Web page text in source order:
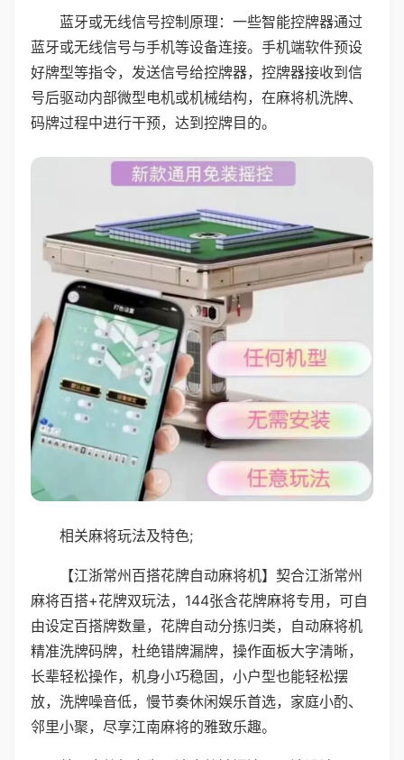
蓝牙或无线信号控制原理：一些智能控牌器通过
蓝牙或无线信号与手机等设备连接。手机端软件预设
好牌型等指令，发送信号给控牌器，控牌器接收到信
号后驱动内部微型电机或机械结构，在麻将机洗牌、
码牌过程中进行干预，达到控牌目的。
相关麻将玩法及特色;
【江浙常州百搭花牌自动麻将机】契合江浙常州
麻将百搭+花牌双玩法，144张含花牌麻将专用，可自
由设定百搭牌数量，花牌自动分拣归类，自动麻将机
精准洗牌码牌，杜绝错牌漏牌，操作面板大字清晰，
长辈轻松操作，机身小巧稳固，小户型也能轻松摆
放，洗牌噪音低，慢节奏休闲娱乐首选，家庭小酌、
邻里小聚，尽享江南麻将的雅致乐趣。